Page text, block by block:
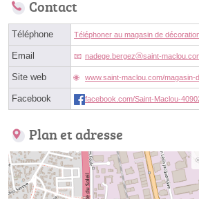
Contact
Téléphone Téléphoner au magasin de
Email nadege.bergezⓐsaint-
Site web www.saint-maclou.com/
Facebook facebook.com/Saint-Maclou-
Plan et adresse